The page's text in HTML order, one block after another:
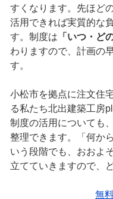
すくなります。先ほど
活用できれば実質的な
す。制度は 「いつ・ど
わりますので、計画の
す。
小松市を拠点に注文住
る私たち北出建築工房
制度の活用についても
整理できます。「何か
いう段階でも、おおよ
立てていきますので、
無